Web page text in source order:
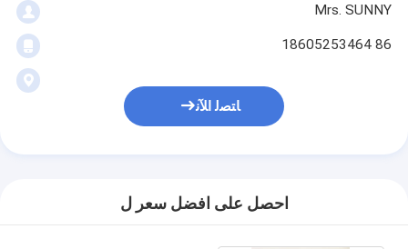
Mrs. SUNNY
86 18605253464
ﺎﺘﺼﻟ ﺍﻶﻧ
احصل على افضل سعر ل